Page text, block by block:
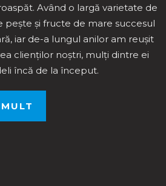
Având o largă varietate de
pește și fructe de mare succesul
iar de-a lungul anilor am reușit
clienților noștri, mulți dintre ei
încă de la început.